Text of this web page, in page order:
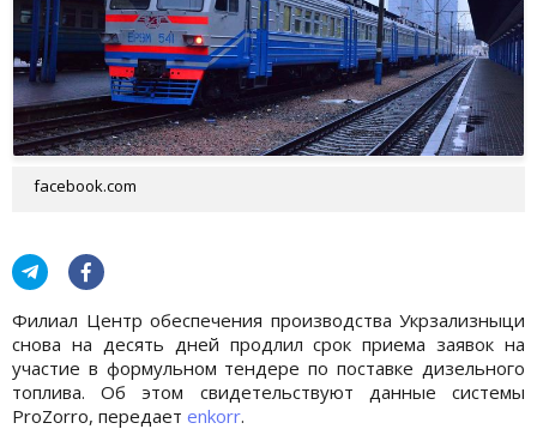
facebook.com
Филиал Центр обеспечения производства Укрзализныци
снова на десять дней продлил срок приема заявок на
участие в формульном тендере по поставке дизельного
топлива. Об этом свидетельствуют данные системы
ProZorro, передает enkorr.